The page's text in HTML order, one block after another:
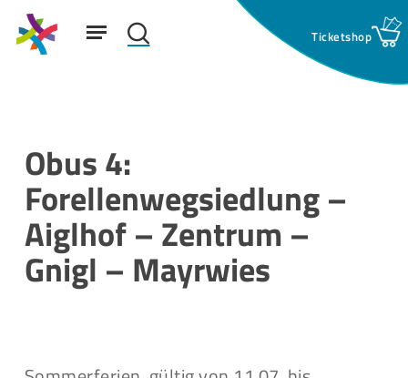
Skip
mainSuchfeld: search
Menu
Obus 4:
Forellenwegsiedlung –
Aiglhof – Zentrum –
Gnigl – Mayrwies